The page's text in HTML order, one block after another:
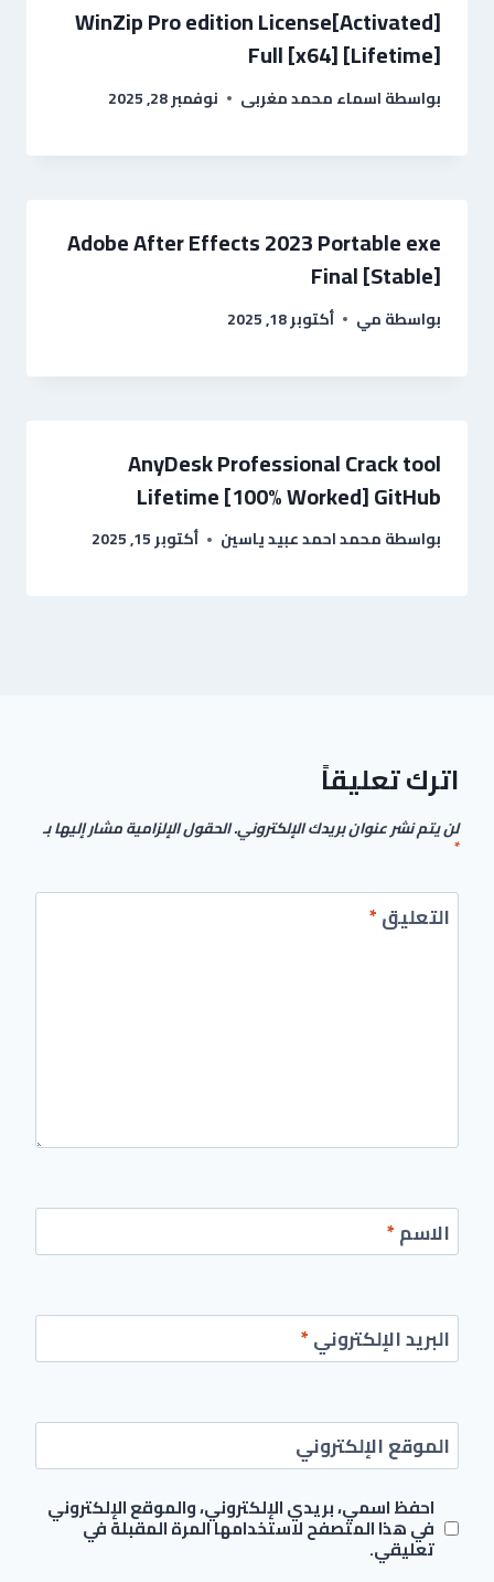
WinZip Pro edition License[Activated]
Full [x64] [Lifetime]
بواسطةاسماء محمد مغربى نوفمبر 28, 2025
Adobe After Effects 2023 Portable exe
Final [Stable]
بواسطةمي أكتوبر 18, 2025
AnyDesk Professional Crack tool
Lifetime [100% Worked] GitHub
بواسطةمحمد احمد عبيد ياسين أكتوبر 15, 2025
اترك تعليقاً
لن يتم نشر عنوان بريدك الإلكتروني.الحقول الإلزامية مشار إليها بـ
*
التعليق*
الاسم*
البريد الإلكتروني*
الموقع الإلكتروني
احفظ اسمي، بريدي الإلكتروني، والموقع الإلكتروني
في هذا المتصفح لاستخدامها المرة المقبلة في
تعليقي.